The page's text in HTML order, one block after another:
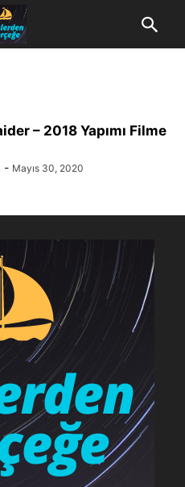
– 2018 Yapımı Filme
- Mayıs 30, 2020